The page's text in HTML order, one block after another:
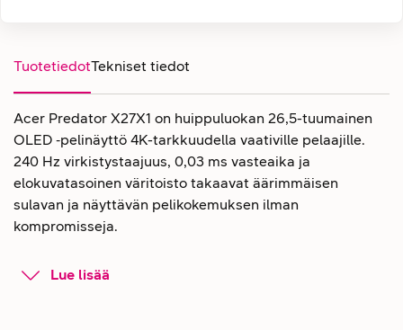
TuotetiedotTekniset tiedot
Acer Predator X27X1 on huippuluokan 26,5-tuumainen
OLED ‑pelinäyttö 4K-tarkkuudella vaativille pelaajille.
240 Hz virkistystaajuus, 0,03 ms vasteaika ja
elokuvatasoinen väritoisto takaavat äärimmäisen
sulavan ja näyttävän pelikokemuksen ilman
kompromisseja.
Acer Predatorin OLED-kuva vie
Lue lisää